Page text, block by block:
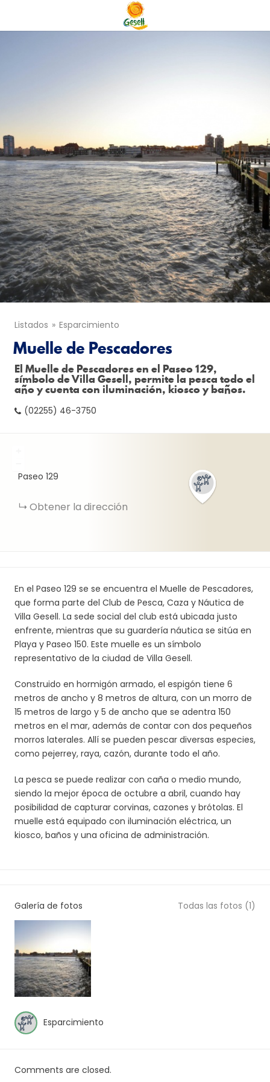
Listados Esparcimiento
Muelle de Pescadores
El Muelle de Pescadores en el Paseo 129,
símbolo de Villa Gesell, permite la pesca todo el
año y cuenta con iluminación, kiosco y baños.
(02255) 46-3750
Paseo 129
Obtener la dirección
En el Paseo 129 se se encuentra el Muelle de Pescadores,
que forma parte del Club de Pesca, Caza y Náutica de
Villa Gesell. La sede social del club está ubicada justo
enfrente, mientras que su guardería náutica se sitúa en
Playa y Paseo 150. Este muelle es un símbolo
representativo de la ciudad de Villa Gesell.
Construido en hormigón armado, el espigón tiene 6
metros de ancho y 8 metros de altura, con un morro de
15 metros de largo y 5 de ancho que se adentra 150
metros en el mar, además de contar con dos pequeños
morros laterales. Allí se pueden pescar diversas especies,
como pejerrey, raya, cazón, durante todo el año.
La pesca se puede realizar con caña o medio mundo,
siendo la mejor época de octubre a abril, cuando hay
posibilidad de capturar corvinas, cazones y brótolas. El
muelle está equipado con iluminación eléctrica, un
kiosco, baños y una oficina de administración.
Galería de fotos Todas las fotos (1)
Esparcimiento
Comments are closed.